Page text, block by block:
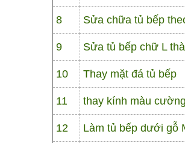
8 Sửa chữa tủ bếp
9 Sửa tủ bếp chữ L
10 Thay mặt đá tủ bếp
11 thay kính màu
12 Làm tủ bếp dưới gỗ